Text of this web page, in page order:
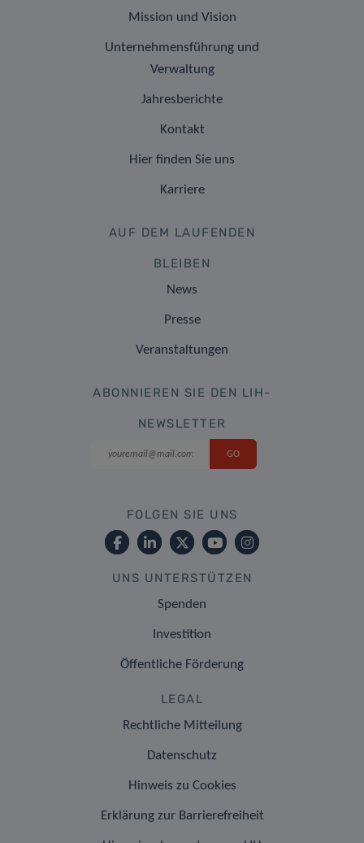
Mission und Vision
Unternehmensführung und
Verwaltung
Jahresberichte
Kontakt
Hier finden Sie uns
Karriere
AUF DEM LAUFENDEN
BLEIBEN
News
Presse
Veranstaltungen
ABONNIEREN SIE DEN LIH-
NEWSLETTER
FOLGEN SIE UNS
UNS UNTERSTÜTZEN
Spenden
Investition
Öffentliche Förderung
LEGAL
Rechtliche Mitteilung
Datenschutz
Hinweis zu Cookies
Erklärung zur Barrierefreiheit